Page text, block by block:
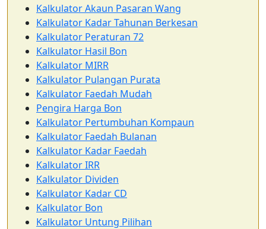
Kalkulator Akaun Pasaran Wang
Kalkulator Kadar Tahunan Berkesan
Kalkulator Peraturan 72
Kalkulator Hasil Bon
Kalkulator MIRR
Kalkulator Pulangan Purata
Kalkulator Faedah Mudah
Pengira Harga Bon
Kalkulator Pertumbuhan Kompaun
Kalkulator Faedah Bulanan
Kalkulator Kadar Faedah
Kalkulator IRR
Kalkulator Dividen
Kalkulator Kadar CD
Kalkulator Bon
Kalkulator Untung Pilihan